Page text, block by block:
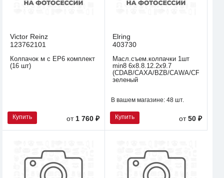
Victor Reinz
123762101
Колпачок м с EP6 комплект
(16 шт)
Купить от 1 760 ₽
Elring
403730
Масл.съем.колпачки 1шт
min8 6x8.8.12.2x9.7
(CDAB/CAXA/BZB/CAWA/CFNA)
зеленый
В вашем магазине: 48 шт.
Купить от50 ₽